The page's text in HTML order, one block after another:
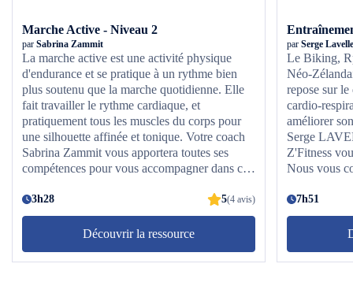
Marche Active - Niveau 2
par Sabrina Zammit
La marche active est une activité physique
d'endurance et se pratique à un rythme bien
plus soutenu que la marche quotidienne. Elle
fait travailler le rythme cardiaque, et
pratiquement tous les muscles du corps pour
une silhouette affinée et tonique. Votre coach
Sabrina Zammit vous apportera toutes ses
compétences pour vous accompagner dans ce
terminer au moins 3 fois aisément avant de
passer au niveau supérieur.Nos conseils :
Hydratez-vous régulièrement et équipez-vous
d'une serviette ainsi que d'une paire de basket
adaptée.
3h28 5(4 avis)
Découvrir la ressource
par Serge Lavelle
Le Biking,
Néo-
repose sur
cardio-
améliorer
Serge LAVELLE, Master
Z'Fitness
Nous vous
supérieur.
7h51